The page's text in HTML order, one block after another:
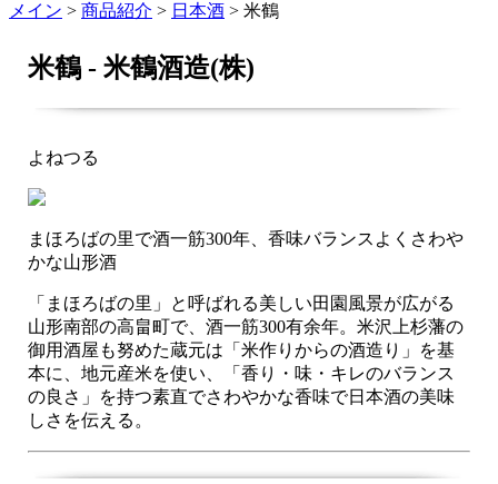
メイン > 商品紹介 > 日本酒 > 米鶴
米鶴 - 米鶴酒造(株)
よねつる
まほろばの里で酒一筋300年、香味バランスよくさわや
かな山形酒
「まほろばの里」と呼ばれる美しい田園風景が広がる
山形南部の高畠町で、酒一筋300有余年。米沢上杉藩の
御用酒屋も努めた蔵元は「米作りからの酒造り」を基
本に、地元産米を使い、「香り・味・キレのバランス
の良さ」を持つ素直でさわやかな香味で日本酒の美味
しさを伝える。